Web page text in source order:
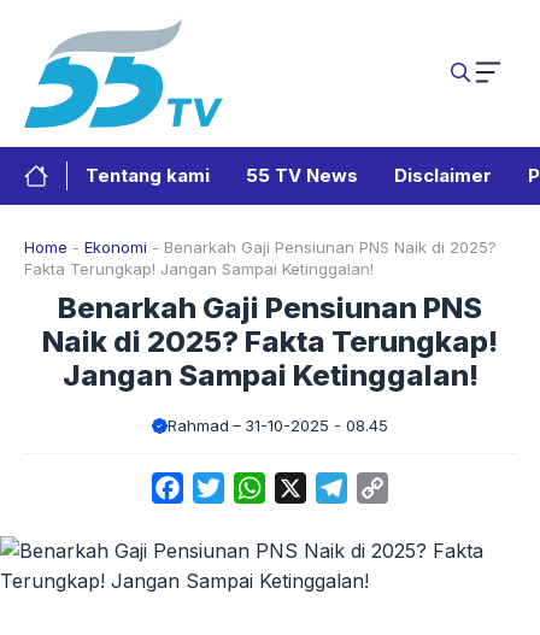
Tentang kami 55 TV News Disclaimer
Home - Ekonomi - Benarkah Gaji Pensiunan PNS Naik di 2025?
Fakta Terungkap! Jangan Sampai Ketinggalan!
Benarkah Gaji Pensiunan PNS
Naik di 2025? Fakta Terungkap!
Jangan Sampai Ketinggalan!
Rahmad 31-10-2025 - 08.45
FacebookTwitterWhatsApp Telegram